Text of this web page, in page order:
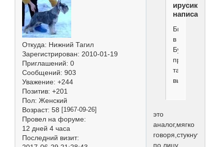
Откуда: Нижний Тагил
Зарегистрирован: 2010-01-19
Приглашений: 0
Сообщений: 903
Уважение: +244
Позитив: +201
Пол: Женский
Возраст: 58 [1967-09-26]
Провел на форуме:
12 дней 4 часа
Последний визит:
ирусик
написал(а):
Бить
в
Бубен-
просто
такое
выражение
это
аналог,мягко
говоря,стукнуть
по лицу